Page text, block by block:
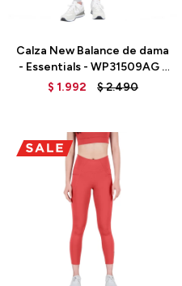
Calza New Balance de dama
- Essentials - WP31509AG -
GREY
$ 1.992 $2.490